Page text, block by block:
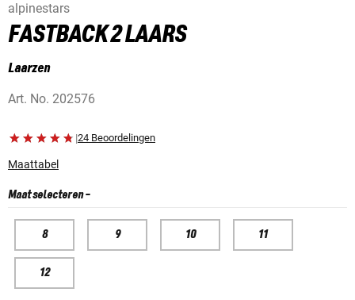
alpinestars
FASTBACK 2 LAARS
Laarzen
Art. No. 202576
|24 Beoordelingen
Maattabel
Maat selecteren-
8 9 10 11
12